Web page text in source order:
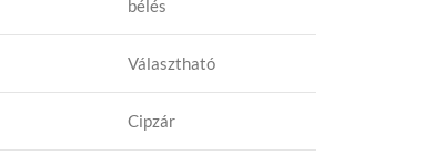
bélés
Választható
Cipzár